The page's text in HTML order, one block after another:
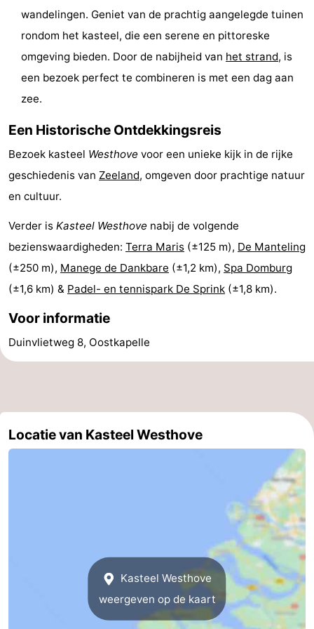
Medische
adressen
Regio
Zeeland
Duiveland
-
Renesse
-
Bruinisse
-
Zierikzee
-
Oosterschelde
Burgh
-
van
Veere
-
wandelingen. Geniet van de prachtig aangelegde tuinen
rondom het kasteel, die een serene en pittoreske
omgeving bieden. Door de nabijheid van het strand, is
een bezoek perfect te combineren is met een dag aan
zee.
Een Historische Ontdekkingsreis
Bezoek kasteel Westhove voor een unieke kijk in de rijke
geschiedenis van Zeeland, omgeven door prachtige natuur
en cultuur.
Verder is Kasteel Westhove nabij de volgende
bezienswaardigheden: Terra Maris (±125 m), De Manteling
(±250 m), Manege de Dankbare (±1,2 km), Spa Domburg
(±1,6 km) & Padel- en tennispark De Sprink (±1,8 km).
Voor informatie
Duinvlietweg 8, Oostkapelle
Locatie van Kasteel Westhove
Kasteel Westhove
weergeven op de kaart